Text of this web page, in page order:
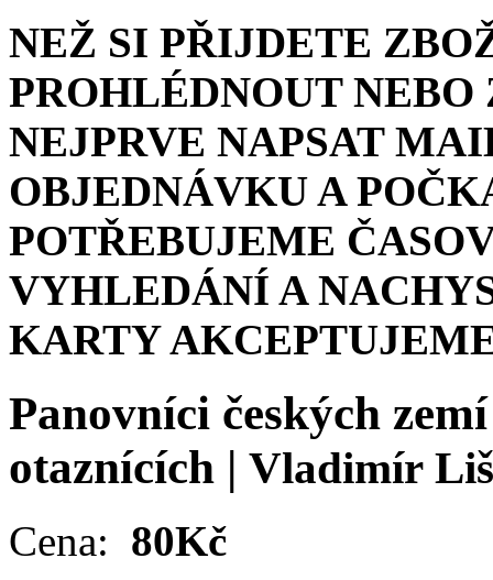
NEŽ SI PŘIJDETE
PROHLÉDNOUT
NEJPRVE NAPSAT
OBJEDNÁVKU A
POTŘEBUJEME
VYHLEDÁNÍ A
KARTY
Panovníci českých
otaznících | Vladimír
Cena: 80Kč